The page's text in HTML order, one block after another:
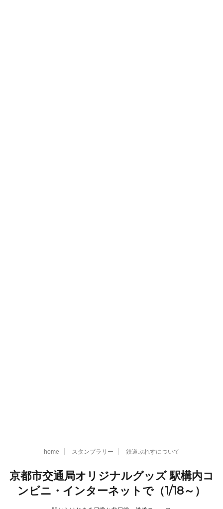
home スタンプラリー 鉄道ぷれすについて
京都市交通局オリジナルグッズ 駅構内コ
ンビニ・インターネットで（1/18～）